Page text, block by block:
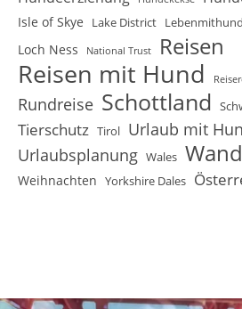
Isle of Skye Lake District Lebenmithund
Loch Ness National Trust Reisen
Reisen mit Hund
Rundreise Schottland
Tierschutz Tirol Urlaub mit
Urlaubsplanung Wales
Weihnachten Yorkshire Dales